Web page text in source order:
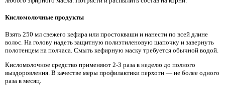
Кисломолочные продукты
Взять 250 мл свежего кефира или простокваши и нанести по всей длине
волос. На голову надеть защитную полиэтиленовую шапочку и завернуть
полотенцем на полчаса. Смыть кефирную маску требуется обычной водой.
Кисломолочное средство применяют 2-3 раза в неделю до полного
выздоровления. В качестве меры профилактики перхоти — не более одного
раза в месяц.